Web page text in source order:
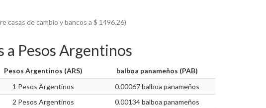
casas de cambio y bancos a $ 1496.26)
a Pesos Argentinos
Pesos Argentinos (ARS)
balboa panameños (PAB)
1 Pesos Argentinos
0.00067 balboa panameños
2 Pesos Argentinos
0.00134 balboa panameños